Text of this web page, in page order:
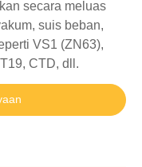
secara meluas
suis beban,
VS1 (ZN63),
CTD, dll.